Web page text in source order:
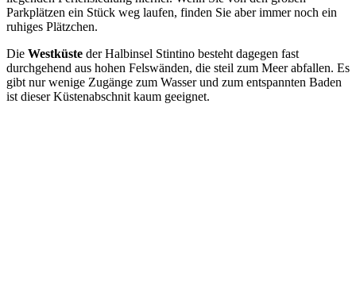
Parkplätzen ein Stück weg laufen, finden Sie aber immer noch ein
ruhiges Plätzchen.
Die Westküste der Halbinsel Stintino besteht dagegen fast
durchgehend aus hohen Felswänden, die steil zum Meer abfallen. Es
gibt nur wenige Zugänge zum Wasser und zum entspannten Baden
ist dieser Küstenabschnit kaum geeignet.